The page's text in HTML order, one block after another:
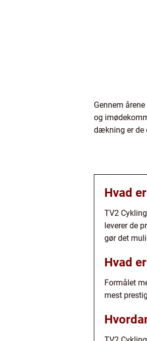
Gennem
og
dækning er de
Hvad
TV2
leverer de
gør det
Hvad
Formålet
mest